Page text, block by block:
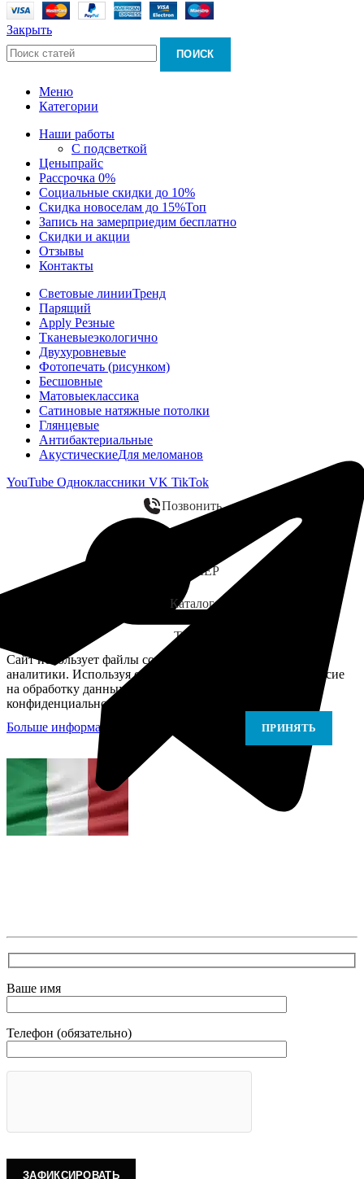
Закрыть
ПОИСК
Меню
Категории
Наши работы
С подсветкой
Ценыпрайс
Рассрочка 0%
Социальные скидки до 10%
Скидка новоселам до 15%Топ
Запись на замерприедим бесплатно
Скидки и акции
Отзывы
Контакты
Световые линииТренд
Парящий
Apply Резные
Тканевыеэкологично
Двухуровневые
Фотопечать (рисунком)
Бесшовные
Матовыеклассика
Сатиновые натяжные потолки
Глянцевые
Антибактериальные
АкустическиеДля меломанов
YouTube Одноклассники VK TikTok
Позвонить
ЗАМЕР
Каталог
Telegram
Сайт использует файлы cookie для персонализации и
аналитики. Используя сайт, вы подтверждаете своё согласие
на обработку данных в соответствии с Политикой
конфиденциальности.
Больше информации
ПРИНЯТЬ
Ваше имя
Телефон (обязательно)